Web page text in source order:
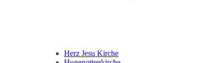
Herz Jesu Kirche